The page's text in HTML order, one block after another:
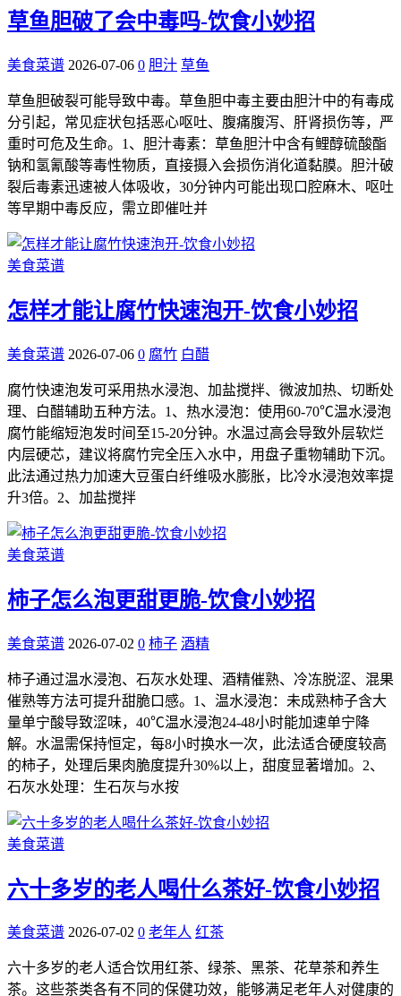
草鱼胆破了会中毒吗-饮食小妙招
美食菜谱 2026-07-06 0 胆汁 草鱼
草鱼胆破裂可能导致中毒。草鱼胆中毒主要由胆汁中的有毒成
分引起，常见症状包括恶心呕吐、腹痛腹泻、肝肾损伤等，严
重时可危及生命。1、胆汁毒素：草鱼胆汁中含有鲤醇硫酸酯
钠和氢氰酸等毒性物质，直接摄入会损伤消化道黏膜。胆汁破
裂后毒素迅速被人体吸收，30分钟内可能出现口腔麻木、呕吐
等早期中毒反应，需立即催吐并
美食菜谱
怎样才能让腐竹快速泡开-饮食小妙招
美食菜谱 2026-07-06 0 腐竹 白醋
腐竹快速泡发可采用热水浸泡、加盐搅拌、微波加热、切断处
理、白醋辅助五种方法。1、热水浸泡：使用60-70℃温水浸泡
腐竹能缩短泡发时间至15-20分钟。水温过高会导致外层软烂
内层硬芯，建议将腐竹完全压入水中，用盘子重物辅助下沉。
此法通过热力加速大豆蛋白纤维吸水膨胀，比冷水浸泡效率提
升3倍。2、加盐搅拌
美食菜谱
柿子怎么泡更甜更脆-饮食小妙招
美食菜谱 2026-07-02 0 柿子 酒精
柿子通过温水浸泡、石灰水处理、酒精催熟、冷冻脱涩、混果
催熟等方法可提升甜脆口感。1、温水浸泡：未成熟柿子含大
量单宁酸导致涩味，40℃温水浸泡24-48小时能加速单宁降
解。水温需保持恒定，每8小时换水一次，此法适合硬度较高
的柿子，处理后果肉脆度提升30%以上，甜度显著增加。2、
石灰水处理：生石灰与水按
美食菜谱
六十多岁的老人喝什么茶好-饮食小妙招
美食菜谱 2026-07-02 0 老年人 红茶
六十多岁的老人适合饮用红茶、绿茶、黑茶、花草茶和养生
茶。这些茶类各有不同的保健功效，能够满足老年人对健康的